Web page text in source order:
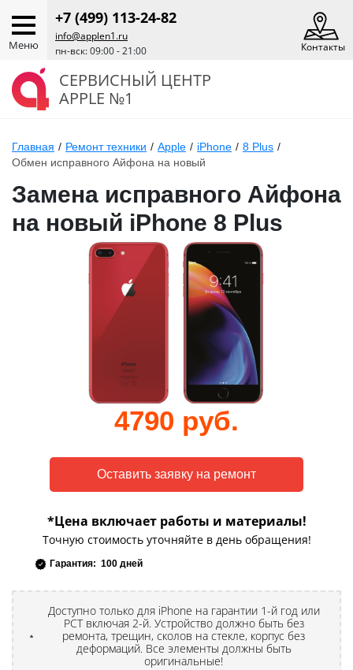
Меню
+7 (499) 113-24-82
info@applen1.ru
пн-вск: 09:00 - 21:00
Контакты
СЕРВИСНЫЙ ЦЕНТР
APPLE №1
Главная / Ремонт техники / Apple / iPhone / 8 Plus /
Обмен исправного Айфона на новый
Замена исправного Айфона
на новый iPhone 8 Plus
4790 руб.
*Цена включает работы и материалы!
Точную стоимость уточняйте в день обращения!
Гарантия: 100 дней
Доступно только для iPhone на гарантии 1-й год или
РСТ включая 2-й. Устройство должно быть без
ремонта, трещин, сколов на стекле, корпус без
деформаций. Все элементы должны быть
оригинальные!